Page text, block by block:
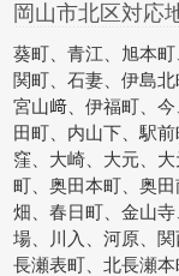
岡山市北区対応
葵町、青江、旭本
関町、石妻、伊島
宮山﨑、伊福町、
田町、内山下、駅
窪、大崎、大元、
町、奥田本町、奥
畑、春日町、金山
場、川入、河原、
長瀬表町、北長瀬